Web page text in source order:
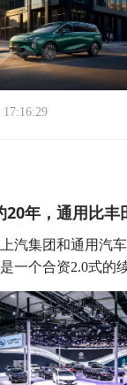
17:16:29
20年，通用比丰
汽集团和通用汽
一个合资2.0式的